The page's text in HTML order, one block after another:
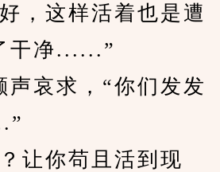
这样活着也是遭
干净......”
哀求，“你们发发
你苟且活到现